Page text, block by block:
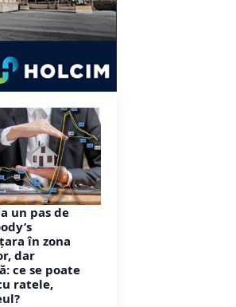
un pas de
în zona
dar
ce se poate
ratele,